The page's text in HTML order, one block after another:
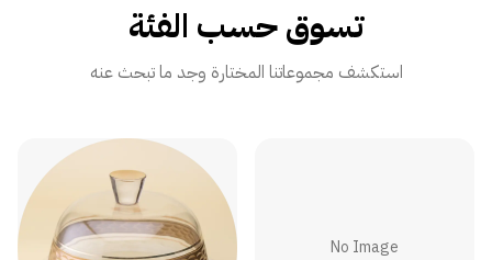
تسوق حسب الفئة
استكشف مجموعاتنا المختارة وجد ما تبحث عنه
No Image